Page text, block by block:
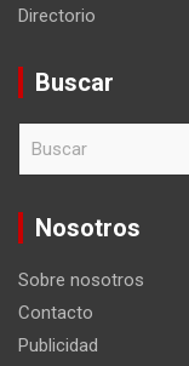
Directorio
Buscar
c
Nosotros
Sobre nosotros
Contacto
Publicidad